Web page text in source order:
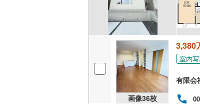
画像36枚
3,380
室内
有限会
即
浴室
浴
収納